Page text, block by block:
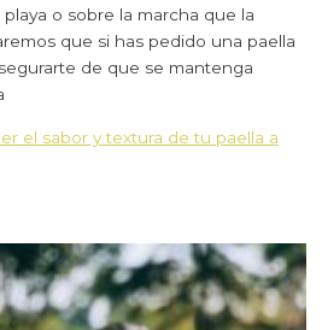
o sobre la marcha que la
que si has pedido una paella
de que se mantenga
el sabor y textura de tu paella a